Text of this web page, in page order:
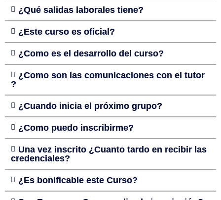
¿Qué salidas laborales tiene?
¿Este curso es oficial?
¿Como es el desarrollo del curso?
¿Como son las comunicaciones con el tutor
?
¿Cuando inicia el próximo grupo?
¿Como puedo inscribirme?
Una vez inscrito ¿Cuanto tardo en recibir las
credenciales?
¿Es bonificable este Curso?